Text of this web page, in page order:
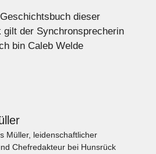
dieser
gilt der Synchronsprecherin
bin Caleb Welde
Müller, leidenschaftlicher
Chefredakteur bei Hunsrück